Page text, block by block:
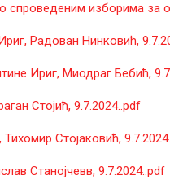
изборима за
Радован Нинковић,
Ириг, Миодраг Бебић,
Стојић, 9.7.2024..pdf
Стојаковић,
Станојчевв, 9.7.2024..pdf